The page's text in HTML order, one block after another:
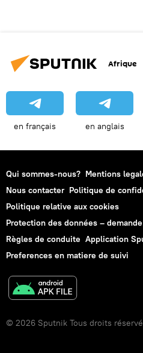
Afrique
en français en anglais
Qui sommes-nous? Mentions
Nous contacter Politique de
Politique relative aux cookies
Protection des données – demande
Règles de conduite Application
Preferences en matiere de suivi
© 2026 Sputnik Tous droits